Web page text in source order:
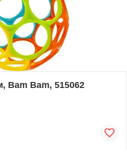
Bam Bam, 515062